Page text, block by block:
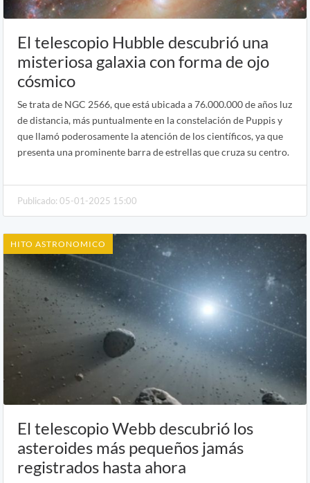
El telescopio Hubble descubrió una
misteriosa galaxia con forma de ojo
cósmico
Se trata de NGC 2566, que está ubicada a 76.000.000 de años luz
de distancia, más puntualmente en la constelación de Puppis y
que llamó poderosamente la atención de los científicos, ya que
presenta una prominente barra de estrellas que cruza su centro.
Publicado: 05-01-2025 15:00
HITO ASTRONOMICO
El telescopio Webb descubrió los
asteroides más pequeños jamás
registrados hasta ahora